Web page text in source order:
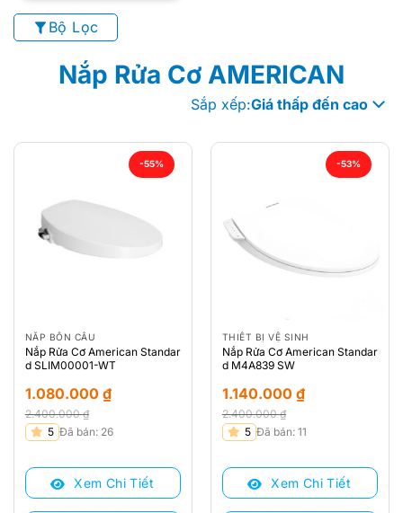
Bộ Lọc
Nắp Rửa Cơ AMERICAN
Sắp xếp:Giá thấp đến cao
-55%
NẮP BỒN CẦU
Nắp Rửa Cơ American Standar
d SLIM00001-WT
2.400.000₫
Giá
là:
2.400.000 ₫.
1.080.000 ₫
Giá
tại
1.080.000 ₫.
5 Đã bán: 26
Xem Chi Tiết
-53%
THIẾT BỊ VỆ SINH
Nắp Rửa Cơ American Standar
d M4A839 SW
2.400.000₫
Giá
là:
2.400.000 ₫.
1.140.000 ₫
Giá
tại
1.140.000 ₫.
5 Đã bán: 11
Xem Chi Tiết